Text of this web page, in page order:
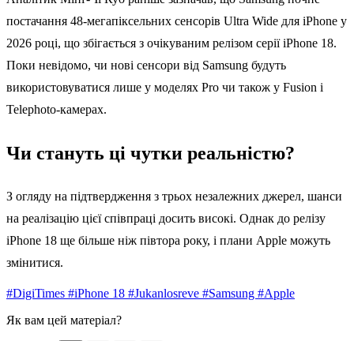
постачання 48-мегапіксельних сенсорів Ultra Wide для iPhone у
2026 році, що збігається з очікуваним релізом серії iPhone 18.
Поки невідомо, чи нові сенсори від Samsung будуть
використовуватися лише у моделях Pro чи також у Fusion і
Telephoto-камерах.
Чи стануть ці чутки реальністю?
З огляду на підтвердження з трьох незалежних джерел, шанси
на реалізацію цієї співпраці досить високі. Однак до релізу
iPhone 18 ще більше ніж півтора року, і плани Apple можуть
змінитися.
#DigiTimes #iPhone 18 #Jukanlosreve #Samsung #Apple
Як вам цей матеріал?